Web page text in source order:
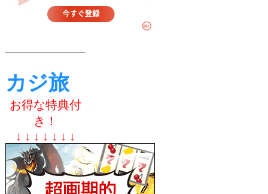
カジ旅
お得な特典付
き！
↓ ↓ ↓ ↓ ↓ ↓ ↓